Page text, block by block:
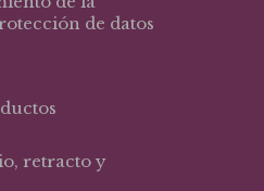
de datos
retracto y